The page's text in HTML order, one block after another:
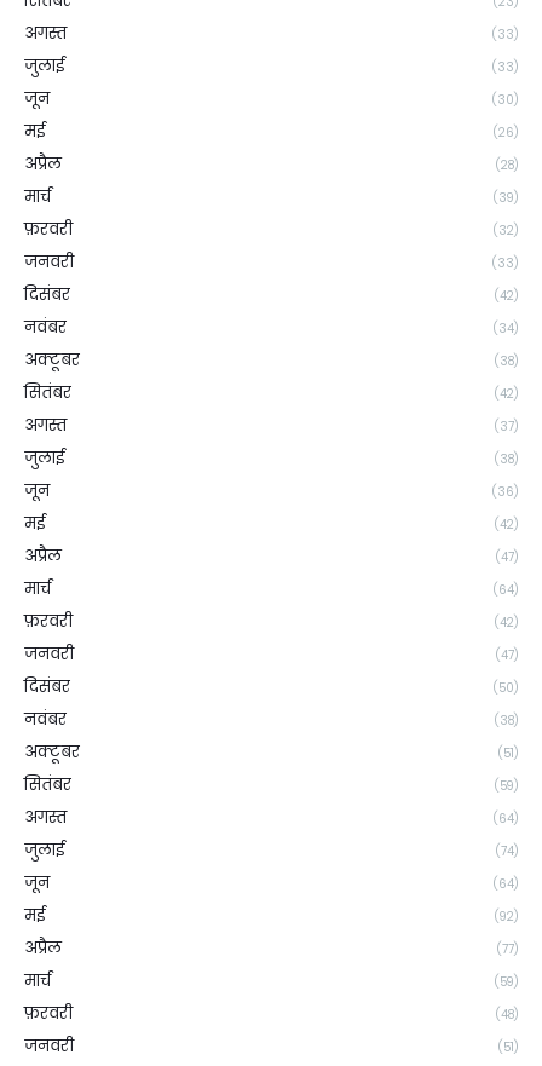
अगस्त (33)
जुलाई (33)
जून (30)
मई (26)
अप्रैल (28)
मार्च (39)
फ़रवरी (32)
जनवरी (33)
दिसंबर (42)
नवंबर (34)
अक्टूबर (38)
सितंबर (42)
अगस्त (37)
जुलाई (38)
जून (36)
मई (42)
अप्रैल (47)
मार्च (64)
फ़रवरी (42)
जनवरी (47)
दिसंबर (50)
नवंबर (38)
अक्टूबर (51)
सितंबर (59)
अगस्त (64)
जुलाई (74)
जून (64)
मई (92)
अप्रैल (77)
मार्च (59)
फ़रवरी (48)
जनवरी (51)